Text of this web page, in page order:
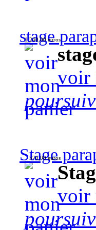
stage
1 240,00 euros
voir
Stage
570,00 euros
voir